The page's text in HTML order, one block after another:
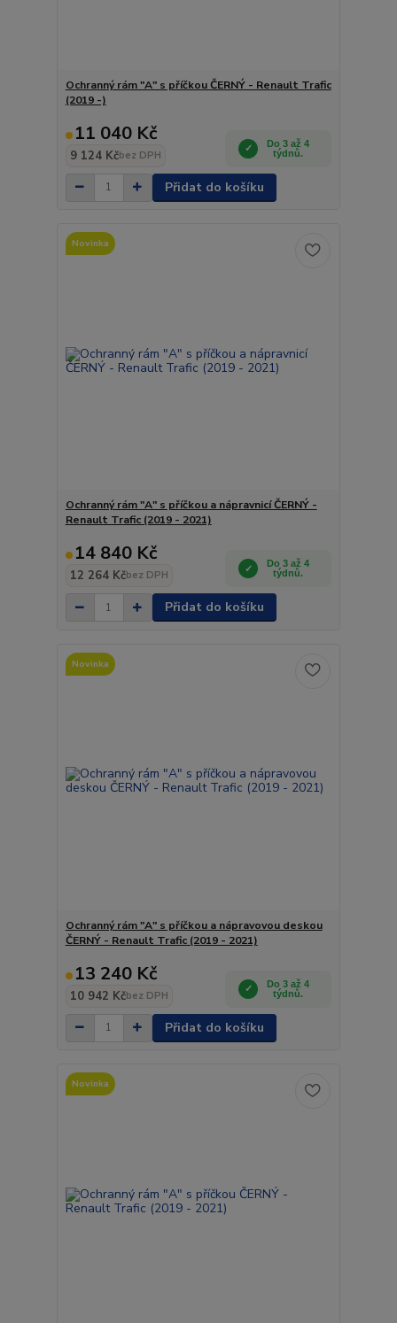
Ochranný rám "A" s příčkou ČERNÝ - Renault Trafic
(2019 -)
11 040 Kč
9 124 Kčbez DPH
Do 3 až 4
týdnů.
Přidat do košíku
Novinka
Ochranný rám "A" s příčkou a nápravnicí ČERNÝ -
Renault Trafic (2019 - 2021)
14 840 Kč
12 264 Kčbez DPH
Do 3 až 4
týdnů.
Přidat do košíku
Novinka
Ochranný rám "A" s příčkou a nápravovou deskou
ČERNÝ - Renault Trafic (2019 - 2021)
13 240 Kč
10 942 Kčbez DPH
Do 3 až 4
týdnů.
Přidat do košíku
Novinka